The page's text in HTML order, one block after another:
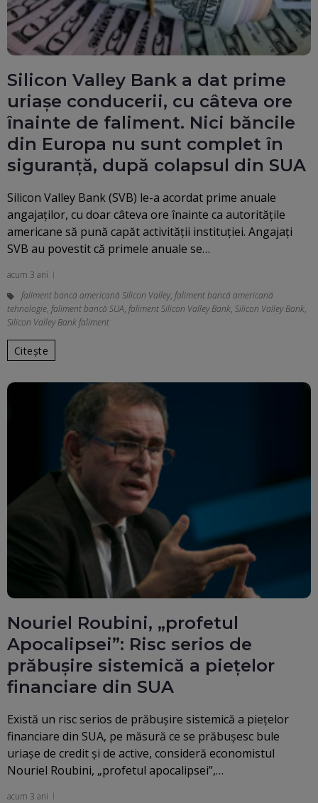
Silicon Valley Bank a dat prime
uriașe conducerii, cu câteva ore
înainte de faliment. Nici băncile
din Europa nu sunt complet în
siguranță, după colapsul din SUA
Silicon Valley Bank (SVB) le-a acordat prime anuale
angajaţilor, cu doar câteva ore înainte ca autorităţile
americane să pună capăt activităţii instituţiei. Angajaţi
SVB au povestit că primele anuale se…
acum 3 ani
faliment bancă americană Silicon Valley, faliment bancă americană
tehnologie, faliment bancă SUA, faliment Silicon Valley Bank, Silicon Valley Bank,
Silicon Valley Bank faliment
Citește
Nouriel Roubini, „profetul
Apocalipsei”: Risc serios de
prăbușire sistemică a piețelor
financiare din SUA
Există un risc serios de prăbușire sistemică a piețelor
financiare din SUA, pe măsură ce se prăbușesc bule
uriașe de credit și de active, consideră economistul
Nouriel Roubini, „profetul apocalipsei”,…
acum 3 ani